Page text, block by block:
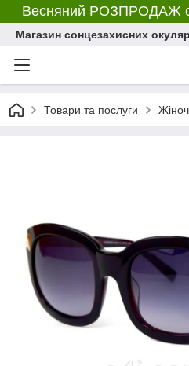
Весняний РОЗПРОДАЖ
Магазин сонцезахисних
Товари та послуги